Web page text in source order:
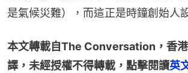
是氣候災難），而這正是時鐘創始人
本文轉載自The Conversation，香
譯，未經授權不得轉載，點擊閱讀英